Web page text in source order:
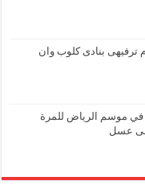
ترفيهى بنادى كلوب وان
في موسم الرياض للمرة
عسل